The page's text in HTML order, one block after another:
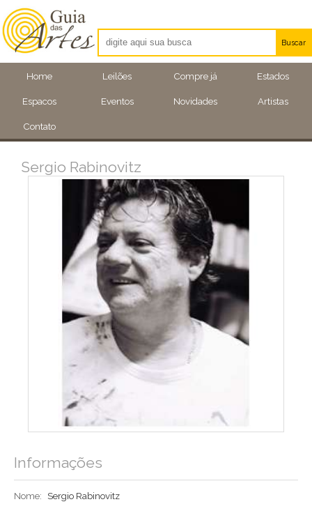
Home Leilões Compre já Estados
Espacos Eventos Novidades Artistas
Contato
Buscar
Artistas
Eventos
Sergio Rabinovitz
Informações
Nome: Sergio Rabinovitz